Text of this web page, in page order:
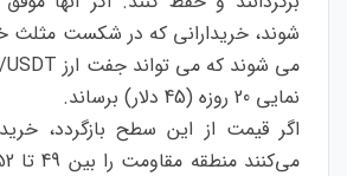
شوند، خریدارانی که در شکست مثلث
نمایی 20 روزه (45 دلار) برساند.
اگر قیمت از این سطح بازگردد،